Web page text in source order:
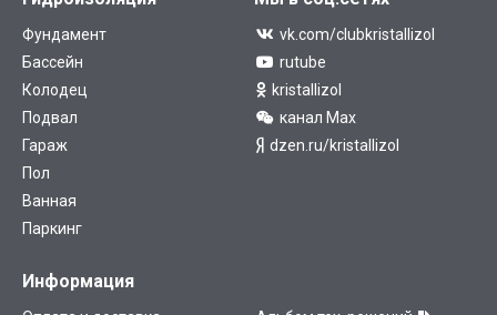
Фундамент
Бассейн
Колодец
Подвал
Гараж
Пол
Ванная
Паркинг
vk.com/clubkristallizol
rutube
kristallizol
канал Max
dzen.ru/kristallizol
Информация